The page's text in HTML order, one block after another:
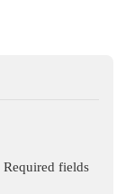
Required fields